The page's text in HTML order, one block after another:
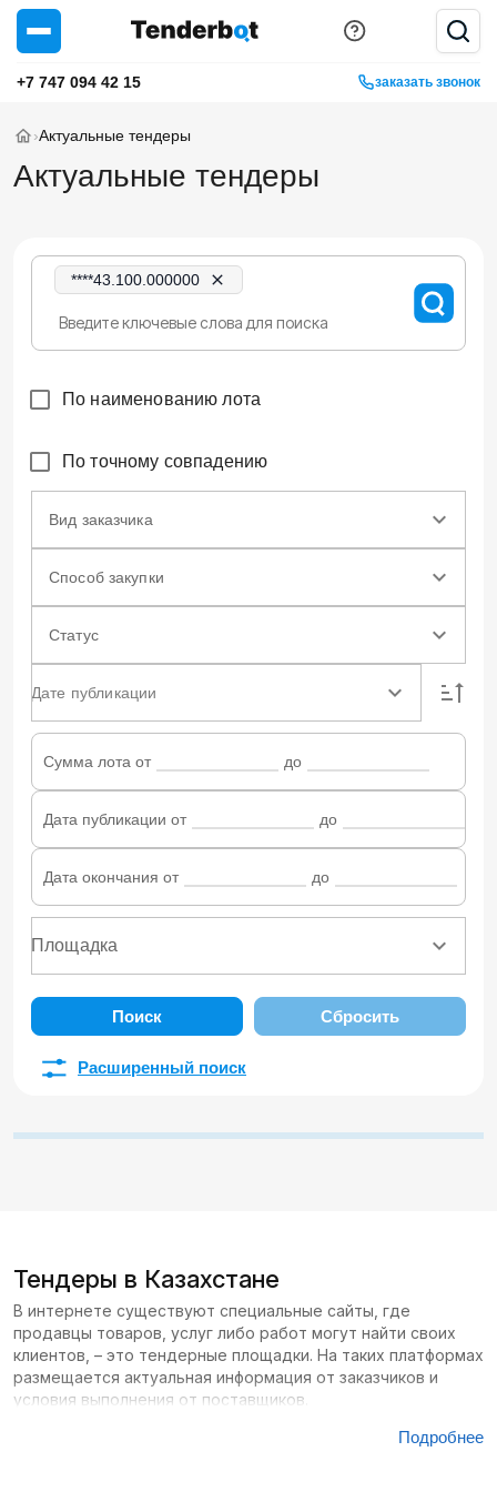
+7 747 094 42 15 заказать звонок
›Актуальные тендеры
Актуальные тендеры
****43.100.000000
По наименованию лота
По точному совпадению
Вид заказчика
Способ закупки
Статус
Дате публикации
Сумма лота от до
Дата публикации от до
Дата окончания от до
Поиск Сбросить
Расширенный поиск
Тендеры в Казахстане
В интернете существуют специальные сайты, где
продавцы товаров, услуг либо работ могут найти своих
клиентов, – это тендерные площадки. На таких платформах
размещается актуальная информация от заказчиков и
условия выполнения от поставщиков.
Подробнее